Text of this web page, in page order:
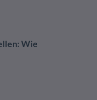
Wie